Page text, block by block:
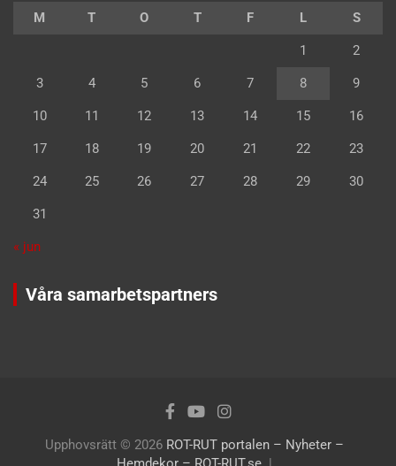
M T O T F L S
1 2
3 4 5 6 7 8 9
10 11 12 13 14 15 16
17 18 19 20 21 22 23
24 25 26 27 28 29 30
31
« jun
Våra samarbetspartners
Upphovsrätt © 2026 ROT-RUT portalen – Nyheter –